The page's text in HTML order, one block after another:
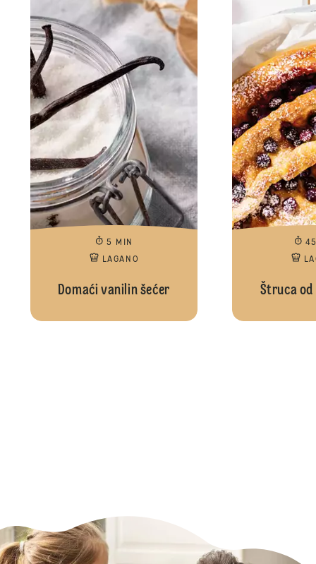
5 MIN
LAGANO
Domaći vanilin šećer Štruca